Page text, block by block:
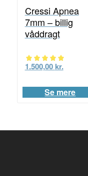
Cressi Apnea
7mm – billig
våddragt
Vurderet
ud af 5
1.500,00 kr.
Se mere